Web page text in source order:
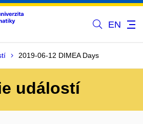
EN
2019-06-12 DIMEA Days
událostí